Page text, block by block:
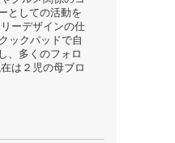
としての活動を
ーデザインの仕
ックパッドで自
、多くのフォロ
は２児の母ブロ